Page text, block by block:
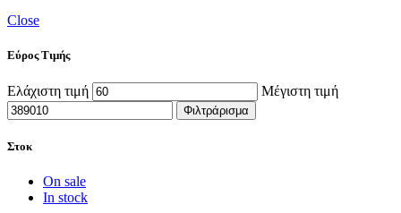
Close
Εύρος Τιμής
Ελάχιστη τιμή Μέγιστη τιμή
Φιλτράρισμα
Στοκ
On sale
In stock